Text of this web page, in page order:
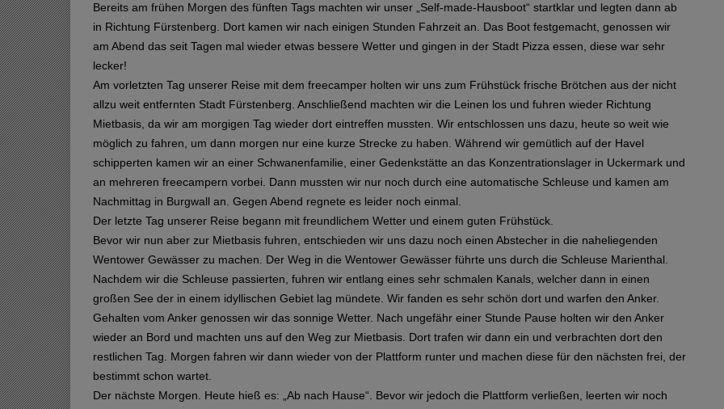
Bereits am frühen Morgen des fünften Tags machten wir unser „Self-made-Hausboot“ startklar und legten dann ab
in Richtung Fürstenberg. Dort kamen wir nach einigen Stunden Fahrzeit an. Das Boot festgemacht, genossen wir
am Abend das seit Tagen mal wieder etwas bessere Wetter und gingen in der Stadt Pizza essen, diese war sehr
lecker!
Am vorletzten Tag unserer Reise mit dem freecamper holten wir uns zum Frühstück frische Brötchen aus der nicht
allzu weit entfernten Stadt Fürstenberg. Anschließend machten wir die Leinen los und fuhren wieder Richtung
Mietbasis, da wir am morgigen Tag wieder dort eintreffen mussten. Wir entschlossen uns dazu, heute so weit wie
möglich zu fahren, um dann morgen nur eine kurze Strecke zu haben. Während wir gemütlich auf der Havel
schipperten kamen wir an einer Schwanenfamilie, einer Gedenkstätte an das Konzentrationslager in Uckermark und
an mehreren freecampern vorbei. Dann mussten wir nur noch durch eine automatische Schleuse und kamen am
Nachmittag in Burgwall an. Gegen Abend regnete es leider noch einmal.
Der letzte Tag unserer Reise begann mit freundlichem Wetter und einem guten Frühstück.
Bevor wir nun aber zur Mietbasis fuhren, entschieden wir uns dazu noch einen Abstecher in die naheliegenden
Wentower Gewässer zu machen. Der Weg in die Wentower Gewässer führte uns durch die Schleuse Marienthal.
Nachdem wir die Schleuse passierten, fuhren wir entlang eines sehr schmalen Kanals, welcher dann in einen
großen See der in einem idyllischen Gebiet lag mündete. Wir fanden es sehr schön dort und warfen den Anker.
Gehalten vom Anker genossen wir das sonnige Wetter. Nach ungefähr einer Stunde Pause holten wir den Anker
wieder an Bord und machten uns auf den Weg zur Mietbasis. Dort trafen wir dann ein und verbrachten dort den
restlichen Tag. Morgen fahren wir dann wieder von der Plattform runter und machen diese für den nächsten frei, der
bestimmt schon wartet.
Der nächste Morgen. Heute hieß es: „Ab nach Hause“. Bevor wir jedoch die Plattform verließen, leerten wir noch